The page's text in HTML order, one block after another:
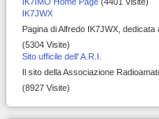
IK7JWX
Pagina di Alfredo IK7JWX, dedicata
(5304 Visite)
Sito ufficile dell' A.R.I.
Il sito della Associazione
(8927 Visite)